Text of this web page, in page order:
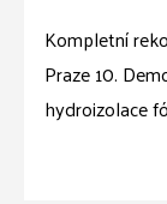
Kompletní
Praze 10.
hydroizolace